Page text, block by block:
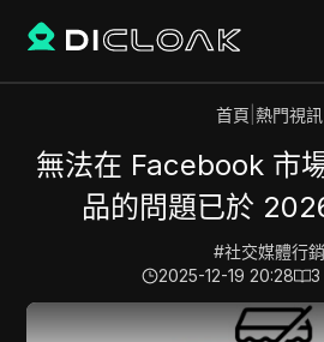
首頁 熱門視訊
無法在 Facebook 市
品的問題已於
#社交媒體行銷
2025-12-19 20:28
3
Play Video:無法在 Facebook 市